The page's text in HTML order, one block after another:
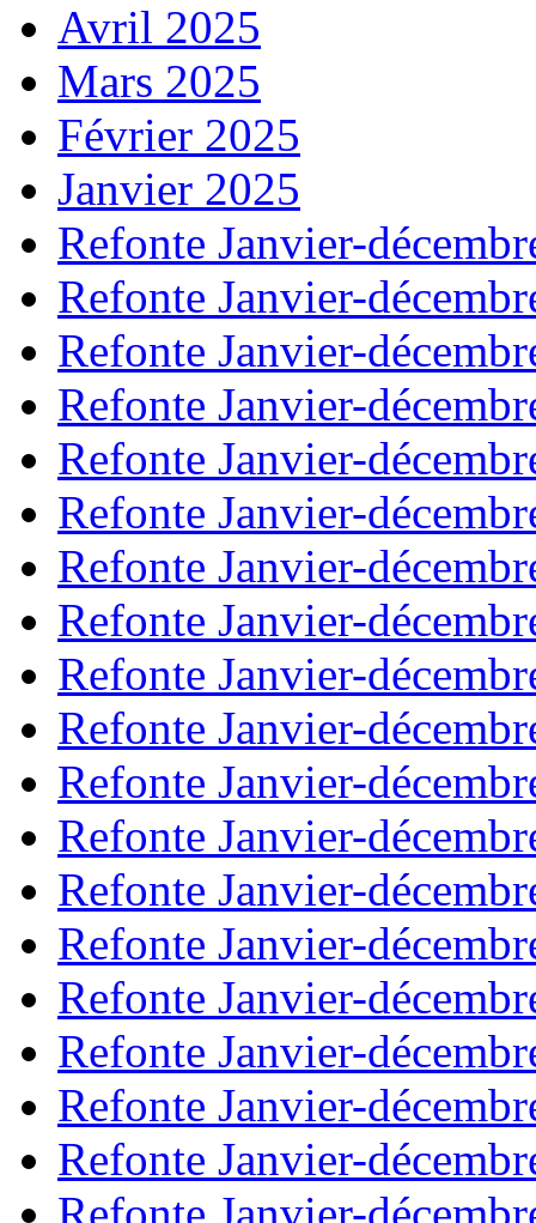
Avril 2025
Mars 2025
Février 2025
Janvier 2025
Refonte Janvier-
Refonte Janvier-
Refonte Janvier-
Refonte Janvier-
Refonte Janvier-
Refonte Janvier-
Refonte Janvier-
Refonte Janvier-
Refonte Janvier-
Refonte Janvier-
Refonte Janvier-
Refonte Janvier-
Refonte Janvier-
Refonte Janvier-
Refonte Janvier-
Refonte Janvier-
Refonte Janvier-
Refonte Janvier-